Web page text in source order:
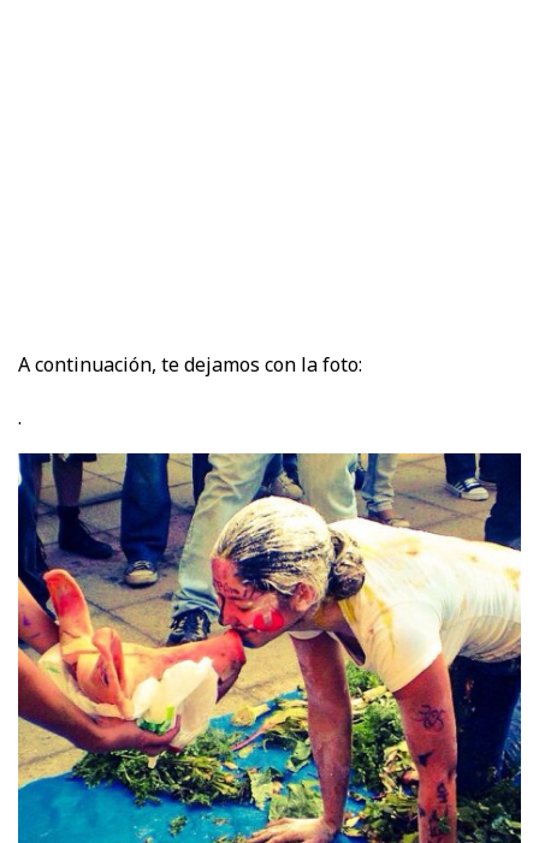
A continuación, te dejamos con la foto:
.